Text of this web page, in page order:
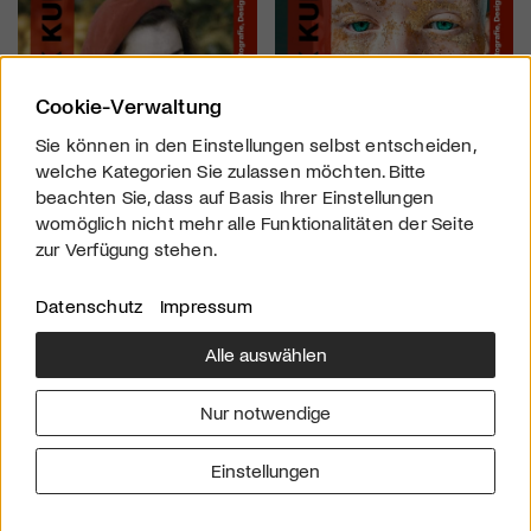
Über uns
Downloads
Werben
Impressum
Cookie-Verwaltung
Sie können in den Einstellungen selbst entscheiden,
welche Kategorien Sie zulassen möchten. Bitte
beachten Sie, dass auf Basis Ihrer Einstellungen
womöglich nicht mehr alle Funktionalitäten der Seite
zur Verfügung stehen.
Datenschutz Impressum
Alle auswählen
Nur notwendige
Einstellungen